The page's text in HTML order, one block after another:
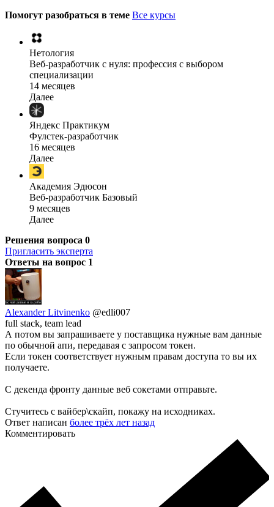
Помогут разобраться в теме Все курсы
Нетология
Веб-разработчик с нуля: профессия с выбором
специализации
14 месяцев
Далее
Яндекс Практикум
Фулстек-разработчик
16 месяцев
Далее
Академия Эдюсон
Веб-разработчик Базовый
9 месяцев
Далее
Решения вопроса 0
Пригласить эксперта
Ответы на вопрос 1
Alexander Litvinenko @edli007
full stack, team lead
А потом вы запрашиваете у поставщика нужные вам данные
по обычной апи, передавая с запросом токен.
Если токен соответствует нужным правам доступа то вы их
получаете.
С декенда фронту данные веб сокетами отправьте.
Стучитесь с вайбер\скайп, покажу на исходниках.
Ответ написан более трёх лет назад
Комментировать